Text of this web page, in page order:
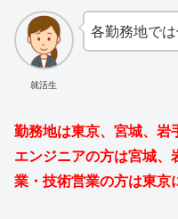
就活生
各勤務地で
勤務地は東京、宮城、岩
エンジニアの方は宮城
業・技術営業の方は東京